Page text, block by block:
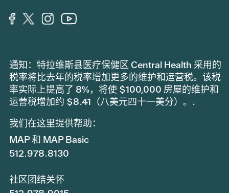
通知：特拉维斯县医疗保健区 Central Health 采用的
税率将比去年的税率增加更多的维护和运营税。该税
率实际上提高了 8%，将使 $100,000 房屋的维护和
运营税增加约 $8.41（八美元四十一美分）。.
我们在这里提供帮助：
MAP 和 MAP Basic
512.978.8130
社区团结关怀